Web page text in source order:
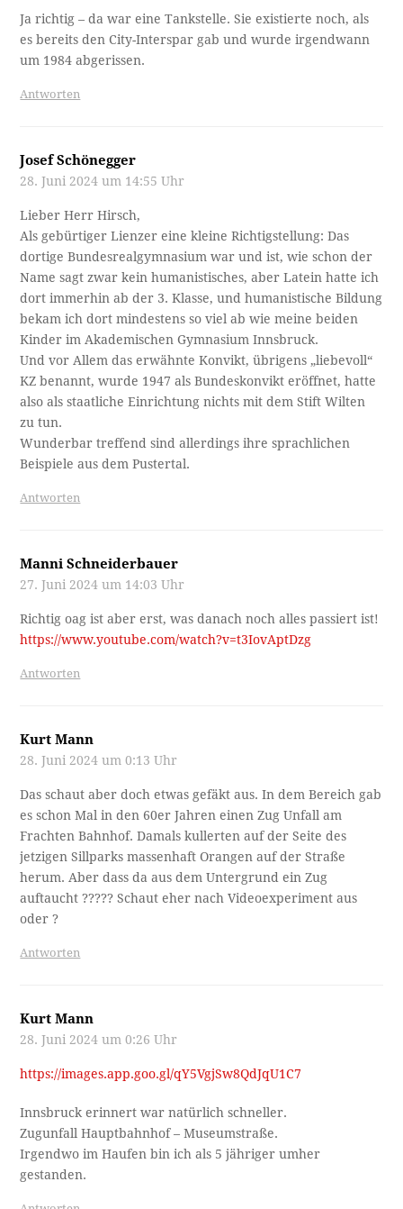
Ja richtig – da war eine Tankstelle. Sie existierte noch, als
es bereits den City-Interspar gab und wurde irgendwann
um 1984 abgerissen.
Antworten
Josef Schönegger
28. Juni 2024 um 14:55 Uhr
Lieber Herr Hirsch,
Als gebürtiger Lienzer eine kleine Richtigstellung: Das
dortige Bundesrealgymnasium war und ist, wie schon der
Name sagt zwar kein humanistisches, aber Latein hatte ich
dort immerhin ab der 3. Klasse, und humanistische Bildung
bekam ich dort mindestens so viel ab wie meine beiden
Kinder im Akademischen Gymnasium Innsbruck.
Und vor Allem das erwähnte Konvikt, übrigens „liebevoll“
KZ benannt, wurde 1947 als Bundeskonvikt eröffnet, hatte
also als staatliche Einrichtung nichts mit dem Stift Wilten
zu tun.
Wunderbar treffend sind allerdings ihre sprachlichen
Beispiele aus dem Pustertal.
Antworten
Manni Schneiderbauer
27. Juni 2024 um 14:03 Uhr
Richtig oag ist aber erst, was danach noch alles passiert ist!
https://www.youtube.com/watch?v=t3IovAptDzg
Antworten
Kurt Mann
28. Juni 2024 um 0:13 Uhr
Das schaut aber doch etwas gefäkt aus. In dem Bereich gab
es schon Mal in den 60er Jahren einen Zug Unfall am
Frachten Bahnhof. Damals kullerten auf der Seite des
jetzigen Sillparks massenhaft Orangen auf der Straße
herum. Aber dass da aus dem Untergrund ein Zug
auftaucht ????? Schaut eher nach Videoexperiment aus
oder ?
Antworten
Kurt Mann
28. Juni 2024 um 0:26 Uhr
https://images.app.goo.gl/qY5VgjSw8QdJqU1C7
Innsbruck erinnert war natürlich schneller.
Zugunfall Hauptbahnhof – Museumstraße.
Irgendwo im Haufen bin ich als 5 jähriger umher
gestanden.